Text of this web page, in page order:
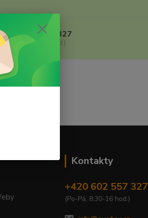
+420 602 557 327
(Po-Pá, 8:30-16 hod.)
Kontakty
+420 602 557 327
(Po-Pá, 8:30-16 hod.)